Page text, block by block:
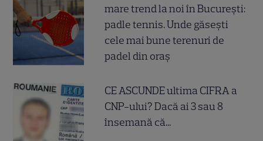
mare trend la noi în București:
padle tennis. Unde găsești
cele mai bune terenuri de
padel din oraș
CE ASCUNDE ultima CIFRA a
CNP-ului? Dacă ai 3 sau 8
însemană că...